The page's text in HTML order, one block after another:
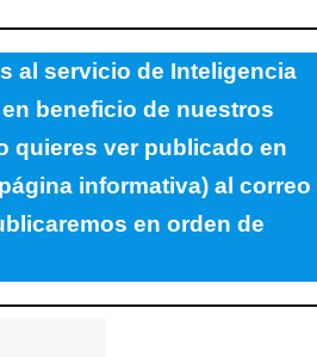
al servicio de Inteligencia
beneficio de nuestros
quieres ver publicado en
informativa) al correo
en orden de